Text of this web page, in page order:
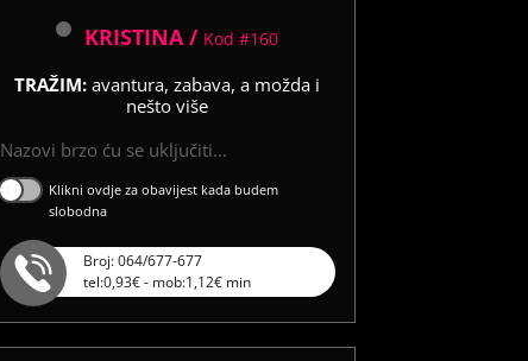
KRISTINA / Kod #160
TRAŽIM:avantura, zabava, a možda i
nešto više
Nazovi brzo ću se uključiti...
Klikni ovdje za obavijest kada budem
slobodna
Broj: 064/677-677
tel:0,93€ - mob:1,12€ min